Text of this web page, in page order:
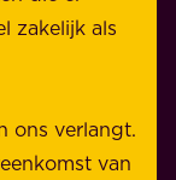
zakelijk als
ons verlangt.
van